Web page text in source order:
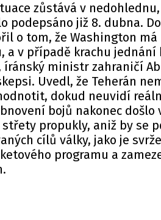
zůstává v
podepsáno již 8. dubna.
o tom, že Washington
a v případě krachu jednání
ministr zahraničí
Uvedl, že Teherán
dokud neuvidí
bojů nakonec
propukly, aniž by se
cílů války, jako je
programu a